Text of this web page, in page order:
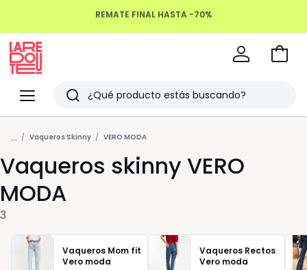
REMATE FINAL HASTA -70%
Devoluciones hasta 100 días
Menu
Redoute
Buscar
Últimos
artículos
vistos
Ir
... Vaqueros Skinny VERO MODA
Vaqueros skinny VERO
MODA
3
Vaqueros Mom fit
Vero moda
Vaqueros Rectos
Vero moda